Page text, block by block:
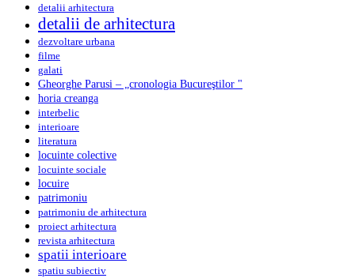
detalii arhitectura
detalii de arhitectura
dezvoltare urbana
filme
galati
Gheorghe Parusi – „cronologia Bucureştilor "
horia creanga
interbelic
interioare
literatura
locuinte colective
locuinte sociale
locuire
patrimoniu
patrimoniu de arhitectura
proiect arhitectura
revista arhitectura
spatii interioare
spatiu subiectiv